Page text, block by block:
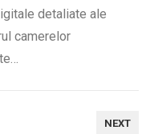
detaliate ale
camerelor
NEXT